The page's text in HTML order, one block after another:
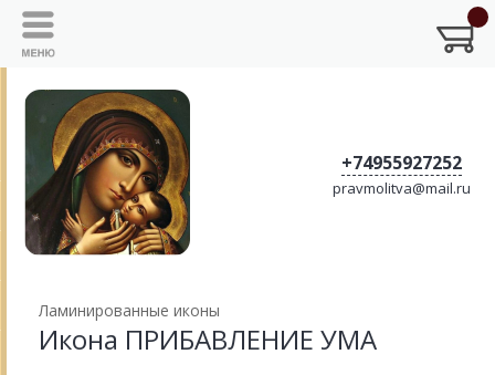
+74955927252
pravmolitva@mail.ru
Ламинированные иконы
Икона ПРИБАВЛЕНИЕ УМА